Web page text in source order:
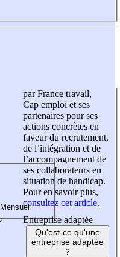
par France travail,
Cap emploi et ses
partenaires pour ses
actions concrètes en
faveur du recrutement,
de l’intégration et de
l’accompagnement de
ses collaborateurs en
situation de handicap.
Pour en savoir plus,
consultez cet article.
Entreprise adaptée
Qu'est-ce qu'une
entreprise adaptée
?